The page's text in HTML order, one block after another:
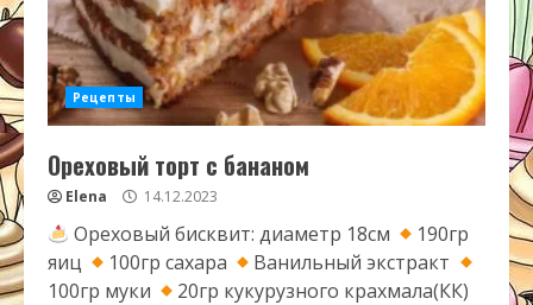
Рецепты
Ореховый торт с бананом
Elena 14.12.2023
Ореховый бисквит: диаметр 18см
190гр
яиц
100гр сахара
Ванильный экстракт
100гр муки
20гр кукурузного крахмала(КК)